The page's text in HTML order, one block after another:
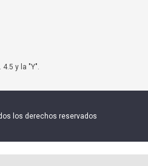
4.5 y la "Y".
los derechos reservados